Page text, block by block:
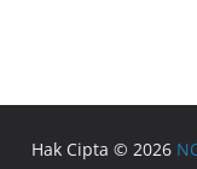
Hak Cipta © 2026